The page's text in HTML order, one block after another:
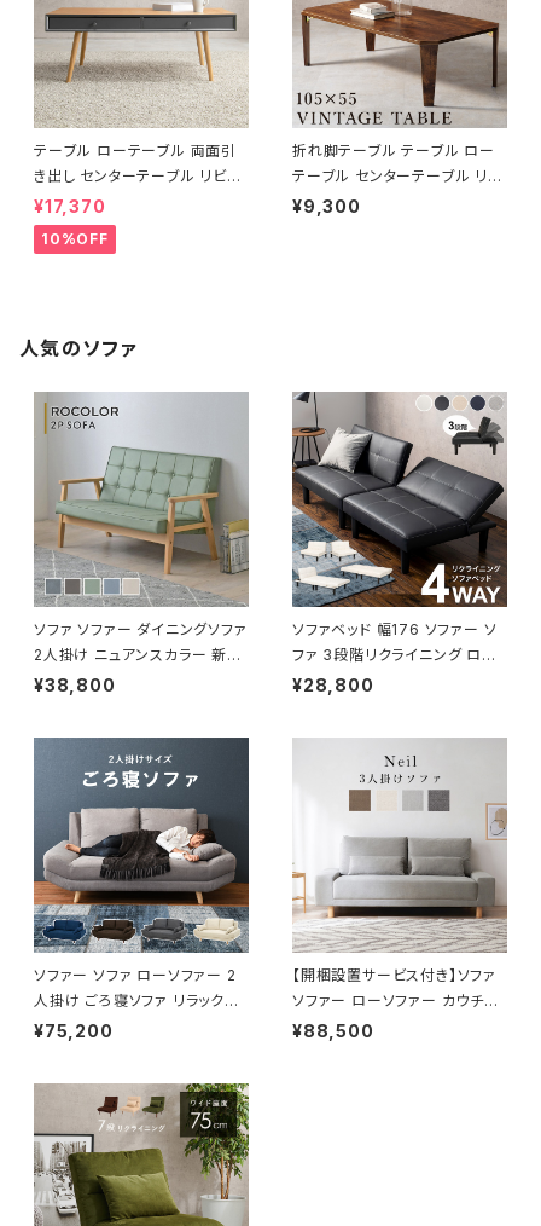
テーブル ローテーブル 両面引
き出し センターテーブル リビン
グテーブル 天然木 幅100
¥17,370
10%OFF
折れ脚テーブル テーブル ロー
テーブル センターテーブル リビ
ングテーブル 幅105
¥9,300
人気のソファ
ソファ ソファー ダイニングソファ
2人掛け ニュアンスカラー 新生
活 模様替え 幅113.5
¥38,800
ソファベッド 幅176 ソファー ソ
ファ 3段階リクライニング ロー
ソファー 一人暮らし 新生活
¥28,800
ソファー ソファ ローソファー 2
人掛け ごろ寝ソファ リラックス
開梱設置サービス付き 一人暮ら
¥75,200
【開梱設置サービス付き】ソファ
ソファー ローソファー カウチソ
ファー フロアソファー 3人掛け
¥88,500